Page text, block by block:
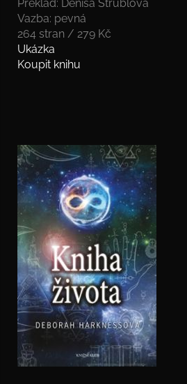
Překlad: Denisa Strublová
Vazba: pevná
264 stran / 279 Kč
Ukázka
Koupit knihu